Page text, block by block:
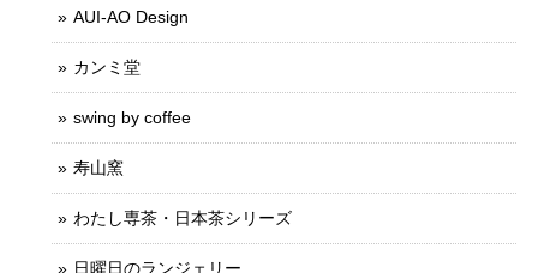
AUI-AO Design
カンミ堂
swing by coffee
寿山窯
わたし専茶・日本茶シリーズ
日曜日のランジェリー